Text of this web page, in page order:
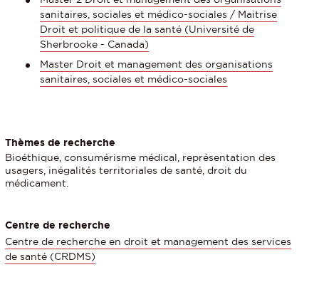
sanitaires, sociales et médico-sociales / Maitrise
Droit et politique de la santé (Université de
Sherbrooke - Canada)
Master Droit et management des organisations
sanitaires, sociales et médico-sociales
Thèmes de recherche
Bioéthique, consumérisme médical, représentation des
usagers, inégalités territoriales de santé, droit du
médicament.
Centre de recherche
Centre de recherche en droit et management des services
de santé (CRDMS)